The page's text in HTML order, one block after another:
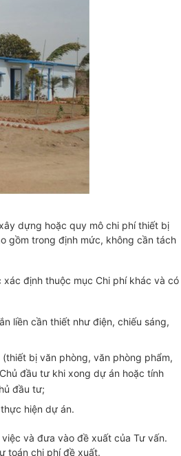
dựng hoặc quy mô chi phí thiết bị
gồm trong định mức, không cần tách
định thuộc mục Chi phí khác và có
liền cần thiết như điện, chiếu sáng,
bị văn phòng, văn phòng phẩm,
đầu tư khi xong dự án hoặc tính
đầu tư;
hiện dự án.
và đưa vào đề xuất của Tư vấn.
toán chi phí đề xuất.